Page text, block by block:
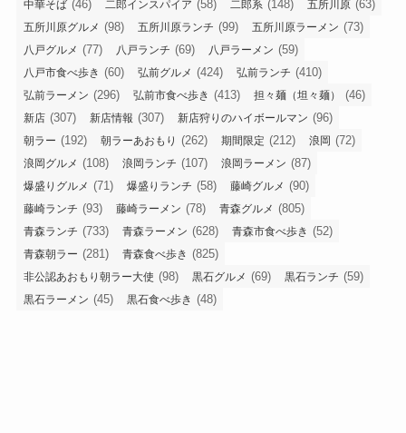
中華そば (46) 二郎インスパイア (58) 二郎系 (148) 五所川原 (63)
五所川原グルメ (98) 五所川原ランチ (99) 五所川原ラーメン (73)
八戸グルメ (77) 八戸ランチ (69) 八戸ラーメン (59)
八戸市食べ歩き (60) 弘前グルメ (424) 弘前ランチ (410)
弘前ラーメン (296) 弘前市食べ歩き (413) 担々麺（坦々麺） (46)
新店 (307) 新店情報 (307) 新店狩りのハイボールマン (96)
朝ラー (192) 朝ラーあおもり (262) 期間限定 (212) 浪岡 (72)
浪岡グルメ (108) 浪岡ランチ (107) 浪岡ラーメン (87)
爆盛りグルメ (71) 爆盛りランチ (58) 藤崎グルメ (90)
藤崎ランチ (93) 藤崎ラーメン (78) 青森グルメ (805)
青森ランチ (733) 青森ラーメン (628) 青森市食べ歩き (52)
青森朝ラー (281) 青森食べ歩き (825)
非公認あおもり朝ラー大使 (98) 黒石グルメ (69) 黒石ランチ (59)
黒石ラーメン (45) 黒石食べ歩き (48)